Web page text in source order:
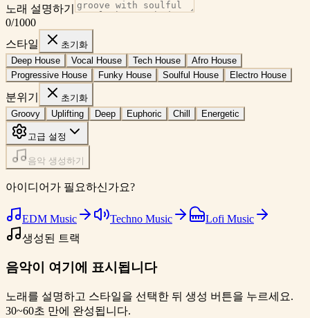
노래 설명하기
0/1000
스타일
초기화
Deep House
Vocal House Tech House
Afro House
Progressive House
Funky House Soulful House Electro House
분위기
초기화
Groovy
Uplifting Deep Euphoric Chill Energetic
고급 설정
음악 생성하기
아이디어가 필요하신가요?
EDM Music Techno Music
Lofi Music
생성된 트랙
음악이 여기에 표시됩니다
노래를 설명하고 스타일을 선택한 뒤 생성 버튼을 누르세요.
30~60초 만에 완성됩니다.